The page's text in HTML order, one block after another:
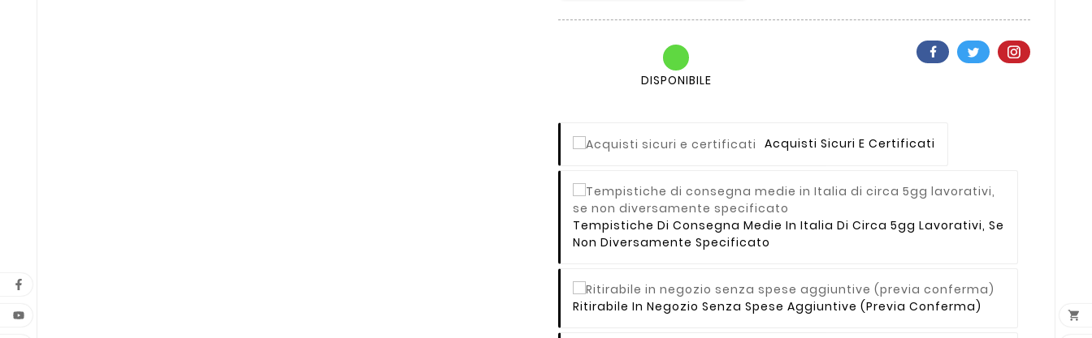
DISPONIBILE
Acquisti Sicuri E Certificati
Tempistiche Di Consegna Medie In Italia Di Circa 5gg Lavorativi, Se
Non Diversamente Specificato
Ritirabile In Negozio Senza Spese Aggiuntive (previa Conferma)
